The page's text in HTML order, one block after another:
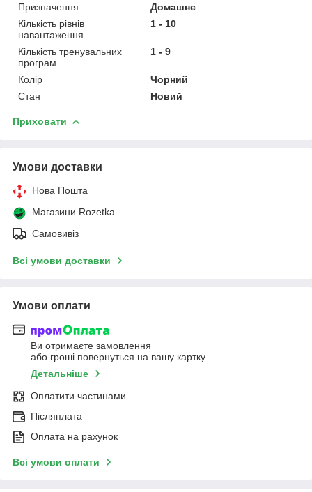
Призначення
Домашнє
Кількість рівнів
навантаження
1 - 10
Кількість тренувальних
програм
1 - 9
Колір
Чорний
Стан
Новий
Приховати
Умови доставки
Нова Пошта
Магазини Rozetka
Самовивіз
Всі умови доставки
Умови оплати
Ви отримаєте замовлення
або гроші повернуться на вашу картку
Детальніше
Оплатити частинами
Післяплата
Оплата на рахунок
Всі умови оплати